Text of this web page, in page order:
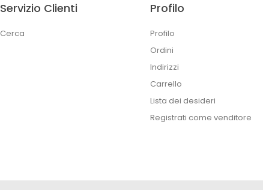
Servizio Clienti
Cerca
Profilo
Profilo
Ordini
Indirizzi
Carrello
Lista dei desideri
Registrati come venditore